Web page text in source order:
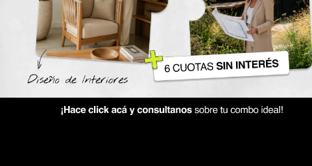
Anterior Clase
Clase 14
Materiales